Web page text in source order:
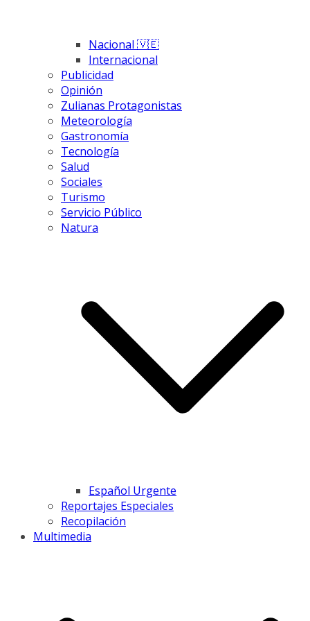
Nacional 🇻🇪
Internacional
Publicidad
Opinión
Zulianas Protagonistas
Meteorología
Gastronomía
Tecnología
Salud
Sociales
Turismo
Servicio Público
Natura
Español Urgente
Reportajes Especiales
Recopilación
Multimedia